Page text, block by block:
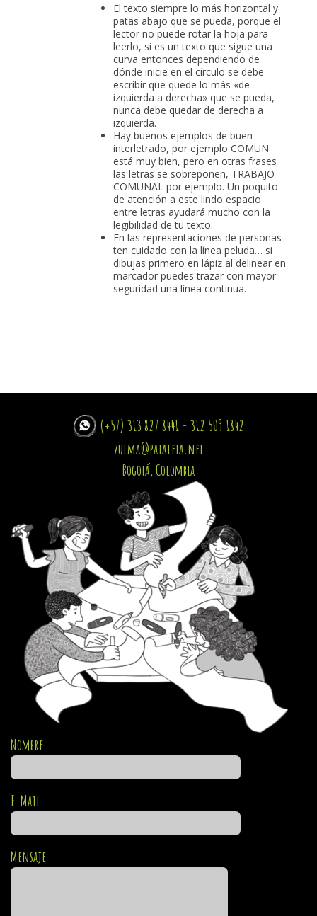
El texto siempre lo más horizontal y
patas abajo que se pueda, porque el
lector no puede rotar la hoja para
leerlo, si es un texto que sigue una
curva entonces dependiendo de
dónde inicie en el círculo se debe
escribir que quede lo más «de
izquierda a derecha» que se pueda,
nunca debe quedar de derecha a
izquierda.
Hay buenos ejemplos de buen
interletrado, por ejemplo COMUN
está muy bien, pero en otras frases
las letras se sobreponen, TRABAJO
COMUNAL por ejemplo. Un poquito
de atención a este lindo espacio
entre letras ayudará mucho con la
legibilidad de tu texto.
En las representaciones de personas
ten cuidado con la línea peluda… si
dibujas primero en lápiz al delinear en
marcador puedes trazar con mayor
seguridad una línea continua.
(+57) 313 827 8441 - 312 509 1842
zulma@pataleta.net
Bogotá, Colombia
Nombre
E-Mail
Mensaje